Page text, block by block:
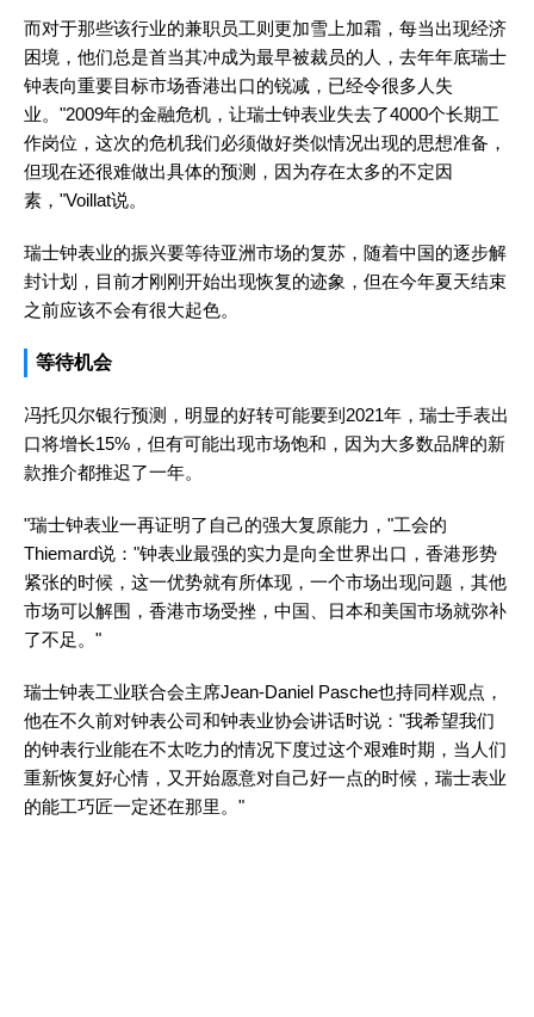
而对于那些该行业的兼职员工则更加雪上加霜，每当出现经济
困境，他们总是首当其冲成为最早被裁员的人，去年年底瑞士
钟表向重要目标市场香港出口的锐减，已经令很多人失
业。"2009年的金融危机，让瑞士钟表业失去了4000个长期工
作岗位，这次的危机我们必须做好类似情况出现的思想准备，
但现在还很难做出具体的预测，因为存在太多的不定因
素，"Voillat说。
瑞士钟表业的振兴要等待亚洲市场的复苏，随着中国的逐步解
封计划，目前才刚刚开始出现恢复的迹象，但在今年夏天结束
之前应该不会有很大起色。
等待机会
冯托贝尔银行预测，明显的好转可能要到2021年，瑞士手表出
口将增长15%，但有可能出现市场饱和，因为大多数品牌的新
款推介都推迟了一年。
"瑞士钟表业一再证明了自己的强大复原能力，"工会的
Thiemard说："钟表业最强的实力是向全世界出口，香港形势
紧张的时候，这一优势就有所体现，一个市场出现问题，其他
市场可以解围，香港市场受挫，中国、日本和美国市场就弥补
了不足。"
瑞士钟表工业联合会主席Jean-Daniel Pasche也持同样观点，
他在不久前对钟表公司和钟表业协会讲话时说："我希望我们
的钟表行业能在不太吃力的情况下度过这个艰难时期，当人们
重新恢复好心情，又开始愿意对自己好一点的时候，瑞士表业
的能工巧匠一定还在那里。"